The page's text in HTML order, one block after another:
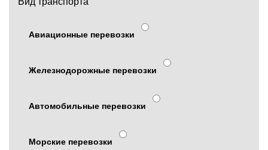
Авиационные перевозки
Железнодорожные перевозки
Автомобильные перевозки
Морские перевозки